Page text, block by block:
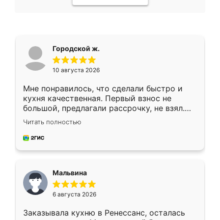
Городской ж.
10 августа 2026
Мне понравилось, что сделали быстро и
кухня качественная. Первый взнос не
большой, предлагали рассрочку, не взял.
Ждал меньше месяца, сборщик с прямыми
руками. По цене вышло адекватно.
Рекомендую!
Читать полностью
Мальвина
6 августа 2026
Заказывала кухню в Ренессанс, осталась